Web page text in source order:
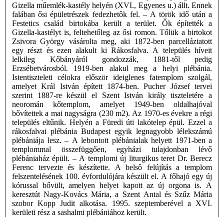
Gizella műemlék-kastély helyén (XVI., Egyenes u.) állt. Ennek
falában ősi épületrészek fedezhetôk fel. – A török idő után a
Festetics család birtokába került a terület. Ők építették a
Gizella-kastélyt is, feltehetőleg az ősi romon. Tőlük a birtokot
Zsivora György vásárolta meg, aki 1872-ben parcelláztatott
egy részt és ezen alakult ki Rákosfalva. A település híveit
lelkileg Kőbányáról gondozzák, 1881-től pedig
Erzsébetvárosból. 1919-ben alakul meg a helyi plébánia.
Istentiszteleti célokra először ideiglenes fatemplom szolgál,
amelyet Král István épített 1874-ben. Pucher József tervei
szerint 1887-re készül el Szent István király tiszteletére a
neoromán kőtemplom, amelyet 1949-ben oldalhajóval
bővítettek a mai nagyságra (230 m2). Az 1970-es évekre a régi
település eltűnik. Helyén a Füredi úti lakótelep épül. Ezzel a
rákosfalvai plébánia Budapest egyik legnagyobb lélekszámú
plébániája lesz. – A lebontott plébánialak helyett 1971-ben a
templommal összefüggően, egyházi tulajdonban lévő
plébániaház épült. – A templomi új liturgikus teret Dr. Berecz
Ferenc tervezte és készítette. A belsô felújítás a templom
felszentelésének 100. évfordulójára készült el. A főhajó egy új
kórussal bővült, amelyen helyet kapott az új orgona is. A
keresztút Nagy-Kovács Mária, a Szent Antal és Szűz Mária
szobor Kopp Judit alkotása. 1995. szeptemberével a XVI.
kerületi rész a sashalmi plébániához került.